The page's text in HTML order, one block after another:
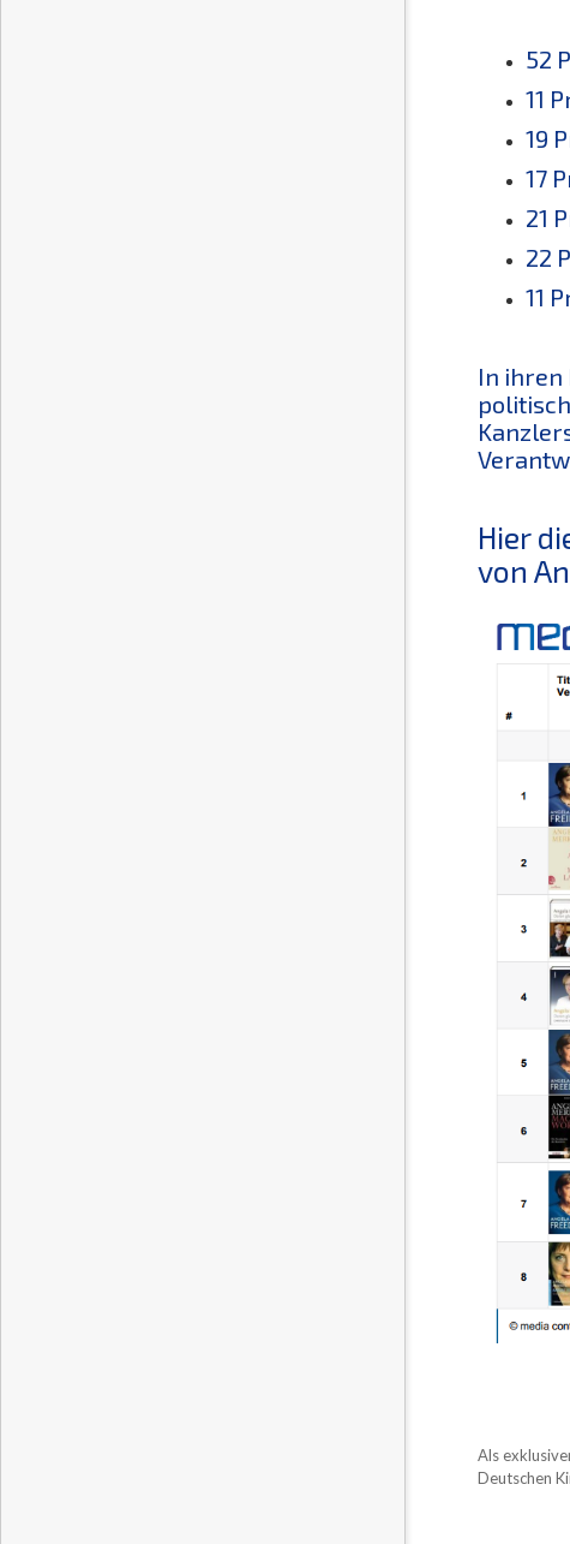
52
11
19
17
21
22
11
In ihren
Hier
von
Als
Deutschen